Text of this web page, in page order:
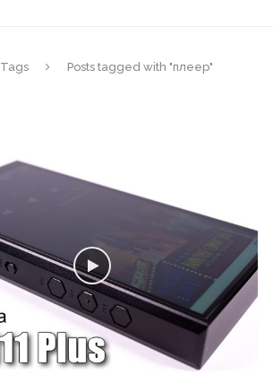
Tags Posts tagged with "плеер"